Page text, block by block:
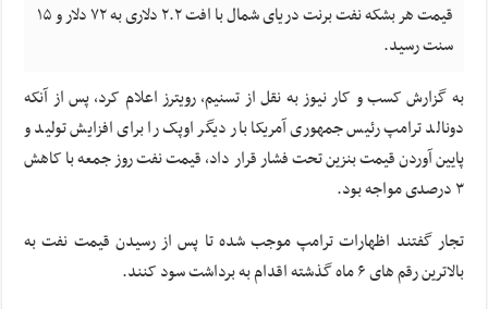
قیمت هر بشکه نفت برنت دریای شمال با افت ۲.۲ دلاری به ۷۲ دلار و ۱۵
سنت رسید.
به گزارش کسب و کار نیوز به نقل از تسنیم، رویترز اعلام کرد، پس از آنکه
دونالد ترامپ رئیس جمهوری آمریکا بار دیگر اوپک را برای افزایش تولید و
پایین آوردن قیمت بنزین تحت فشار قرار داد، قیمت نفت روز جمعه با کاهش
۳ درصدی مواجه بود.
تجار گفتند اظهارات ترامپ موجب شده تا پس از رسیدن قیمت نفت به
بالاترین رقم های ۶ ماه گذشته اقدام به برداشت سود کنند.